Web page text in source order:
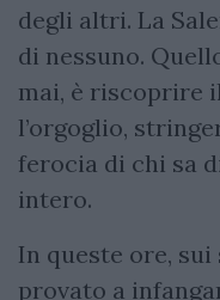
degli altri. La
di nessuno.
mai, è riscoprire
l’orgoglio,
ferocia di chi sa
intero.
In queste ore,
provato a